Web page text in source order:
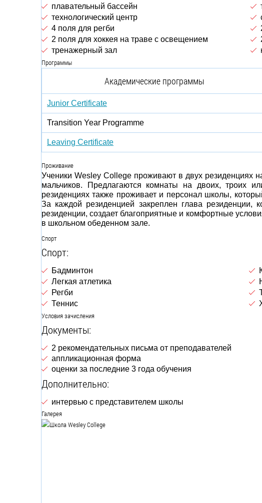
плавательный бассейн
технологический центр
4 поля для регби
2 поля для хоккея на траве с освещением
тренажерный зал
Программы
Академические программы
Junior Certificate
Transition Year Programme
Leaving Certificate
Проживание
Ученики Wesley College проживают в двух резиденциях
мальчиков. Предлагаются комнаты на двоих, троих
резиденциях также проживает и персонал школы,
За каждой резиденцией закреплен глава
резиденции, создает благоприятные и комфортные
в школьном обеденном зале.
Спорт
Спорт:
Бадминтон
Легкая атлетика
Регби
Теннис
Условия зачисления
Документы:
2 рекомендательных письма от преподавателей
аппликационная форма
оценки за последние 3 года обучения
Дополнительно:
интервью с представителем школы
Галерея